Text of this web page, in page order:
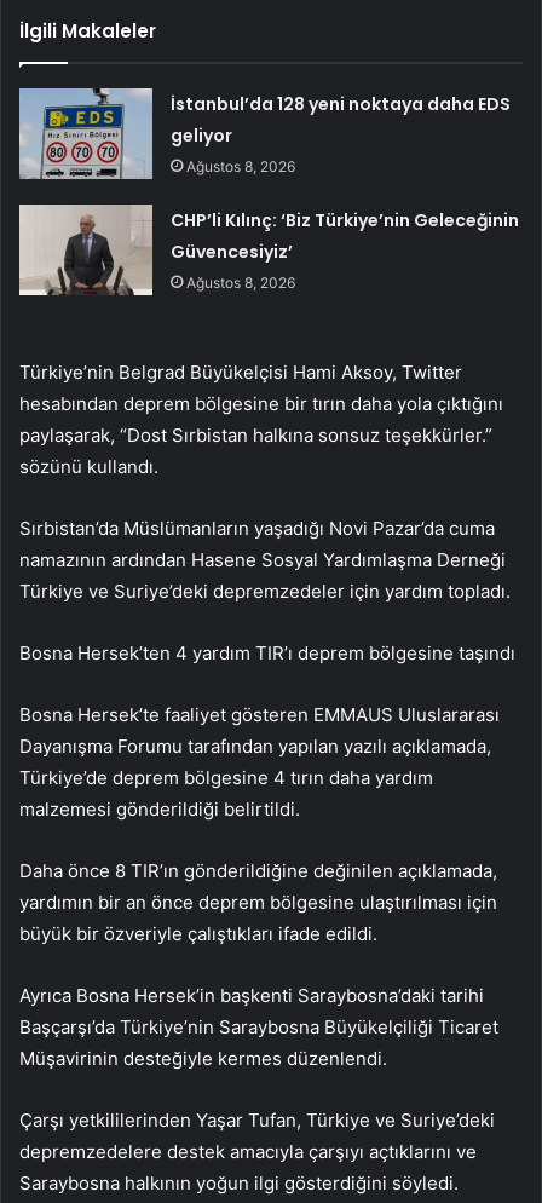
İlgili Makaleler
İstanbul’da 128 yeni noktaya daha EDS
geliyor
Ağustos 8, 2026
CHP’li Kılınç: ‘Biz Türkiye’nin Geleceğinin
Güvencesiyiz’
Ağustos 8, 2026
Türkiye’nin Belgrad Büyükelçisi Hami Aksoy, Twitter
hesabından deprem bölgesine bir tırın daha yola çıktığını
paylaşarak, “Dost Sırbistan halkına sonsuz teşekkürler.”
sözünü kullandı.
Sırbistan’da Müslümanların yaşadığı Novi Pazar’da cuma
namazının ardından Hasene Sosyal Yardımlaşma Derneği
Türkiye ve Suriye’deki depremzedeler için yardım topladı.
Bosna Hersek’ten 4 yardım TIR’ı deprem bölgesine taşındı
Bosna Hersek’te faaliyet gösteren EMMAUS Uluslararası
Dayanışma Forumu tarafından yapılan yazılı açıklamada,
Türkiye’de deprem bölgesine 4 tırın daha yardım
malzemesi gönderildiği belirtildi.
Daha önce 8 TIR’ın gönderildiğine değinilen açıklamada,
yardımın bir an önce deprem bölgesine ulaştırılması için
büyük bir özveriyle çalıştıkları ifade edildi.
Ayrıca Bosna Hersek’in başkenti Saraybosna’daki tarihi
Başçarşı’da Türkiye’nin Saraybosna Büyükelçiliği Ticaret
Müşavirinin desteğiyle kermes düzenlendi.
Çarşı yetkililerinden Yaşar Tufan, Türkiye ve Suriye’deki
depremzedelere destek amacıyla çarşıyı açtıklarını ve
Saraybosna halkının yoğun ilgi gösterdiğini söyledi.